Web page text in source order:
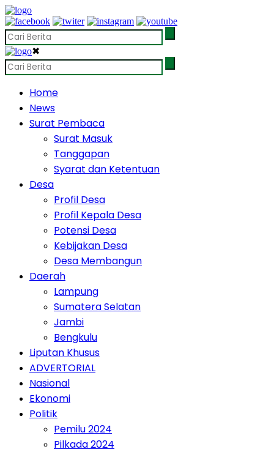
✖
Home
News
Surat Pembaca
Surat Masuk
Tanggapan
Syarat dan Ketentuan
Desa
Profil Desa
Profil Kepala Desa
Potensi Desa
Kebijakan Desa
Desa Membangun
Daerah
Lampung
Sumatera Selatan
Jambi
Bengkulu
Liputan Khusus
ADVERTORIAL
Nasional
Ekonomi
Politik
Pemilu 2024
Pilkada 2024